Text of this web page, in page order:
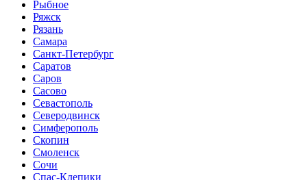
Рыбное
Ряжск
Рязань
Самара
Санкт-Петербург
Саратов
Саров
Сасово
Севастополь
Северодвинск
Симферополь
Скопин
Смоленск
Сочи
Спас-Клепики